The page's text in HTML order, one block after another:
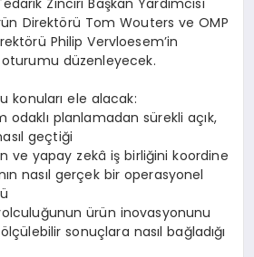
Zinciri Başkan Yardımcısı
ün Direktörü Tom Woutersve OMP
örü Philip Vervloesem’in
düzenleyecek.
u konularıele alacak:
odaklı planlamadan sürekli açık,
ıl geçtiği
ve yapay zekâ işbirliğini koordine
ın nasıl gerçek bir operasyonel
ğununürün inovasyonunu
ölçülebilir sonuçlara nasıl bağladığı